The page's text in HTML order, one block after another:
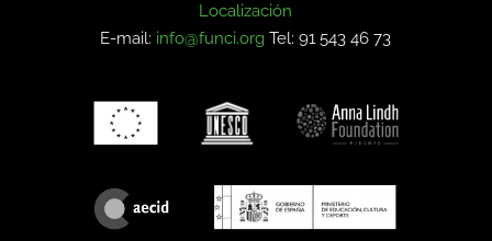
Localización
E-mail: info@funci.org Tel: 91 543 46 73